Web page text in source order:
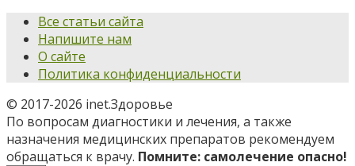
Все статьи сайта
Напишите нам
О сайте
Политика конфиденциальности
© 2017-2026 inet.Здоровье
По вопросам диагностики и лечения, а также
назначения медицинских препаратов рекомендуем
обращаться к врачу. Помните: самолечение опасно!